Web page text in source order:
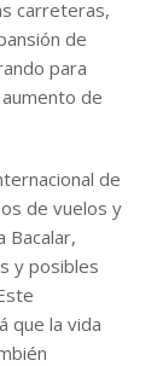
carreteras,
de
para
de
de
de vuelos y
Bacalar,
y posibles
que la vida